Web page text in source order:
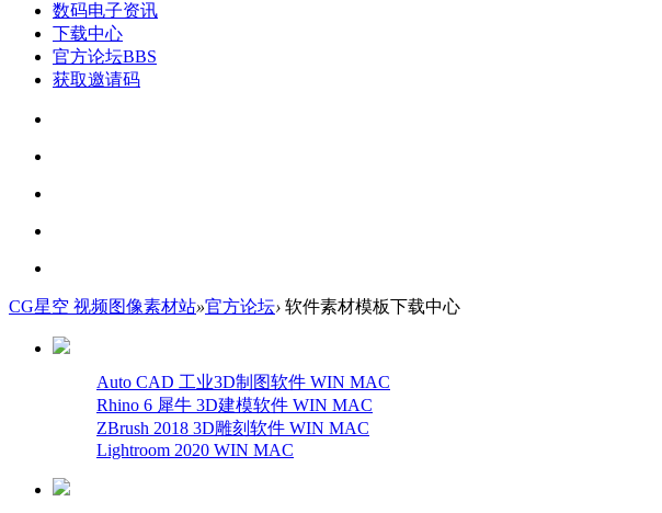
数码电子资讯
下载中心
官方论坛BBS
获取邀请码
CG星空 视频图像素材站»官方论坛› 软件素材模板下载中心
Auto CAD 工业3D制图软件 WIN MAC
Rhino 6 犀牛 3D建模软件 WIN MAC
ZBrush 2018 3D雕刻软件 WIN MAC
Lightroom 2020 WIN MAC